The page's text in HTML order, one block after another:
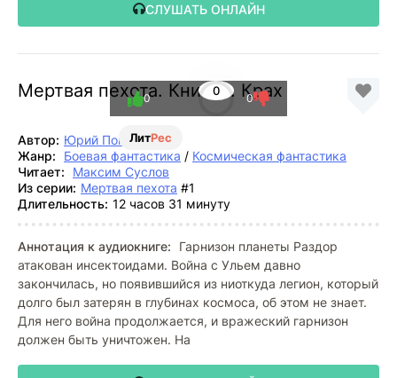
СЛУШАТЬ ОНЛАЙН
Мертвая пехота. Книга 1. Крах
ЛитРес
0
0 0
Автор: Юрий Погуляй
Жанр:
Боевая фантастика / Космическая фантастика
Читает:
Максим Суслов
Из серии: Мертвая пехота #1
Длительность: 12 часов 31 минуту
Аннотация к аудиокниге:
Гарнизон планеты Раздор
атакован инсектоидами. Война с Ульем давно
закончилась, но появившийся из ниоткуда легион, который
долго был затерян в глубинах космоса, об этом не знает.
Для него война продолжается, и вражеский гарнизон
должен быть уничтожен. На